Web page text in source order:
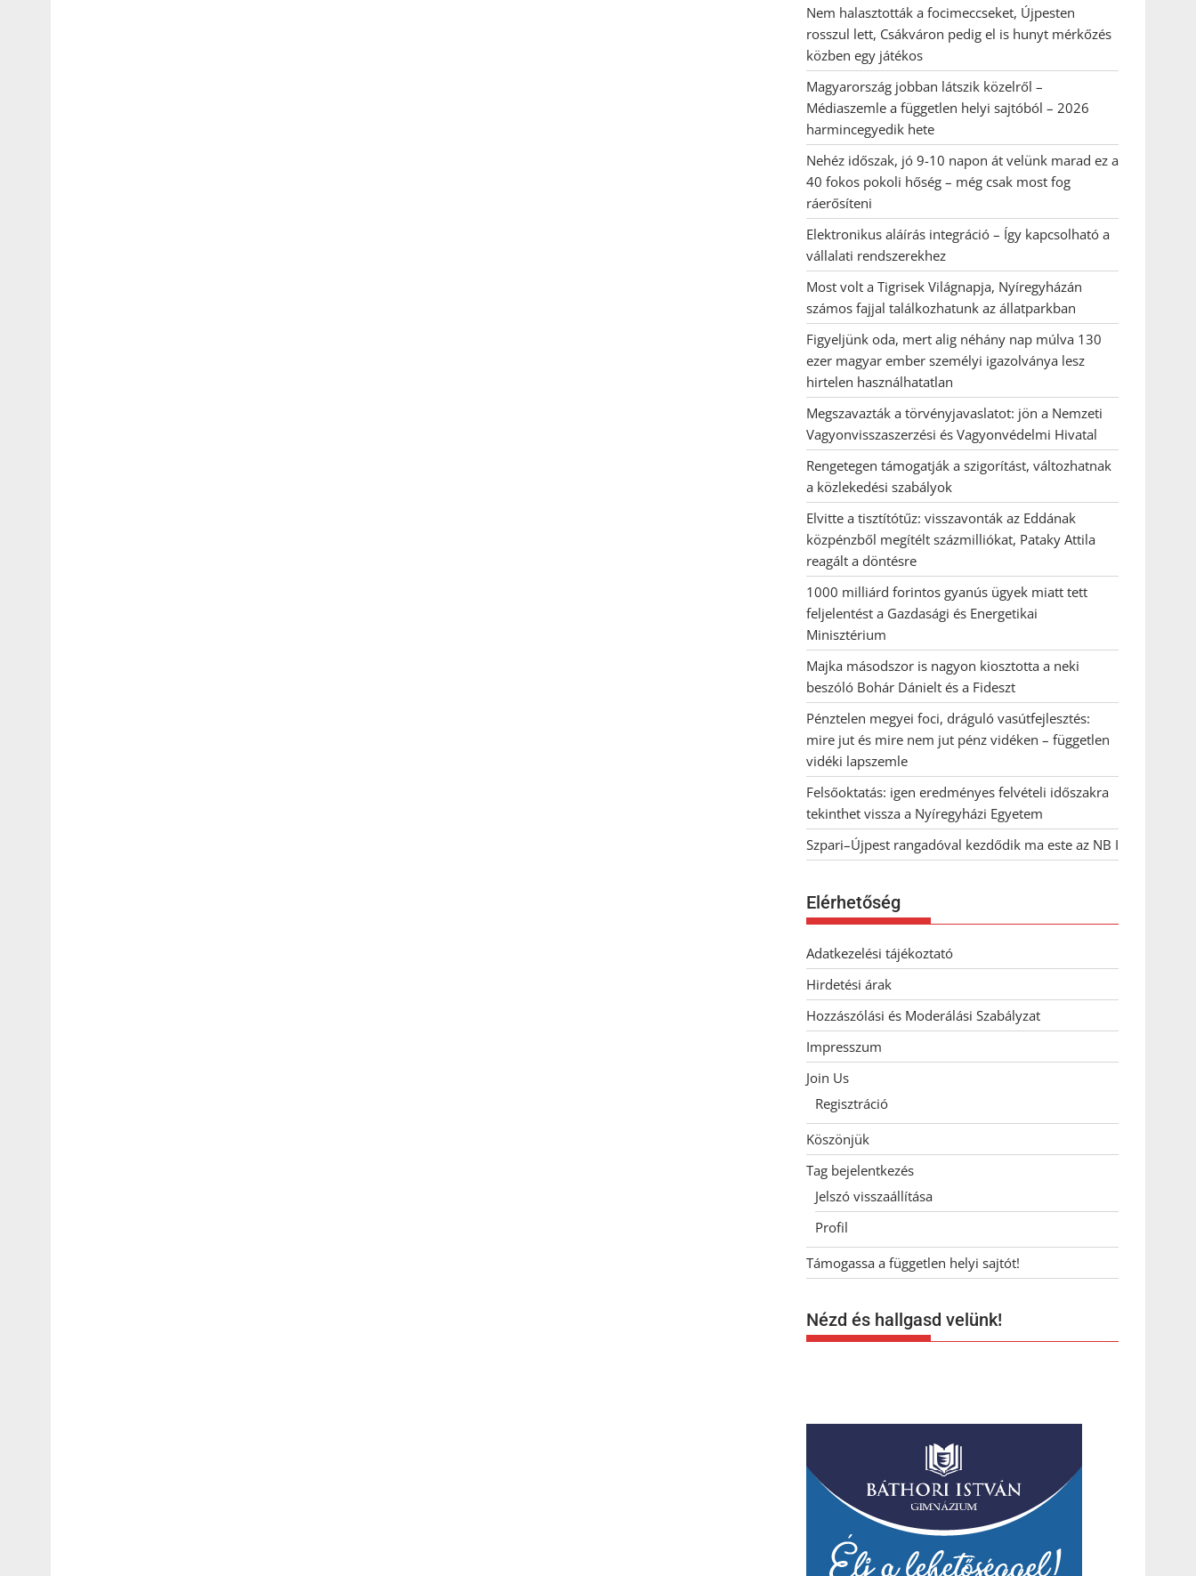
Nem halasztották a focimeccseket, Újpesten
rosszul lett, Csákváron pedig el is hunyt mérkőzés
közben egy játékos
Magyarország jobban látszik közelről –
Médiaszemle a független helyi sajtóból – 2026
harmincegyedik hete
Nehéz időszak, jó 9-10 napon át velünk marad ez a
40 fokos pokoli hőség – még csak most fog
ráerősíteni
Elektronikus aláírás integráció – Így kapcsolható a
vállalati rendszerekhez
Most volt a Tigrisek Világnapja, Nyíregyházán
számos fajjal találkozhatunk az állatparkban
Figyeljünk oda, mert alig néhány nap múlva 130
ezer magyar ember személyi igazolványa lesz
hirtelen használhatatlan
Megszavazták a törvényjavaslatot: jön a Nemzeti
Vagyonvisszaszerzési és Vagyonvédelmi Hivatal
Rengetegen támogatják a szigorítást, változhatnak
a közlekedési szabályok
Elvitte a tisztítótűz: visszavonták az Eddának
közpénzből megítélt százmilliókat, Pataky Attila
reagált a döntésre
1000 milliárd forintos gyanús ügyek miatt tett
feljelentést a Gazdasági és Energetikai
Minisztérium
Majka másodszor is nagyon kiosztotta a neki
beszóló Bohár Dánielt és a Fideszt
Pénztelen megyei foci, dráguló vasútfejlesztés:
mire jut és mire nem jut pénz vidéken – független
vidéki lapszemle
Felsőoktatás: igen eredményes felvételi időszakra
tekinthet vissza a Nyíregyházi Egyetem
Szpari–Újpest rangadóval kezdődik ma este az NB I
Elérhetőség
Adatkezelési tájékoztató
Hirdetési árak
Hozzászólási és Moderálási Szabályzat
Impresszum
Join Us
Regisztráció
Köszönjük
Tag bejelentkezés
Jelszó visszaállítása
Profil
Támogassa a független helyi sajtót!
Nézd és hallgasd velünk!